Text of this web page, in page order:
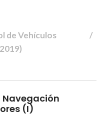
de Vehículos
Navegación
(I)